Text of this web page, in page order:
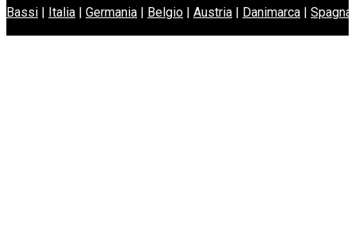
Bassi | Italia | Germania | Belgio | Austria | Danimarca | Spagna